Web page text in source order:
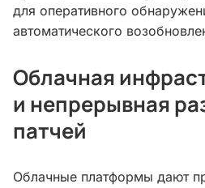
для оперативного
автоматического
Облачная
и непрерывная
патчей
Облачные платформы дают